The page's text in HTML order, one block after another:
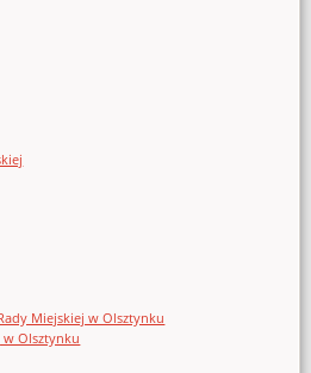
Miejskiej w Olsztynku
w Olsztynku